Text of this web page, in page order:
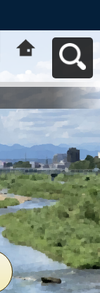
動応援ｻｲﾄ はち
コミねっとへ戻